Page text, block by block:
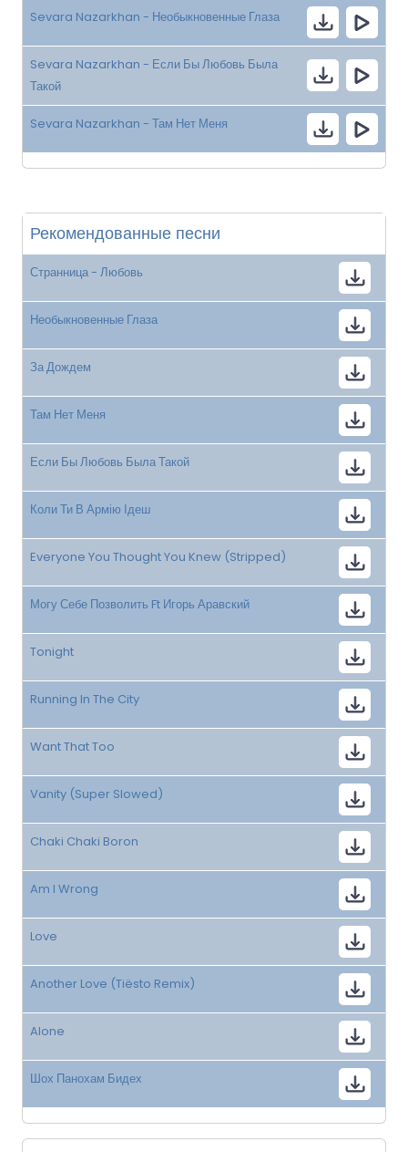
Sevara Nazarkhan - Необыкновенные Глаза
Sevara Nazarkhan - Если Бы Любовь Была
Такой
Sevara Nazarkhan - Там Нет Меня
Рекомендованные песни
Странница - Любовь
Необыкновенные Глаза
За Дождем
Там Нет Меня
Если Бы Любовь Была Такой
Коли Ти В Армію Ідеш
Everyone You Thought You Knew (Stripped)
Могу Себе Позволить Ft Игорь Аравский
Tonight
Running In The City
Want That Too
Vanity (Super Slowed)
Chaki Chaki Boron
Am I Wrong
Love
Another Love (Tiësto Remix)
Alone
Шох Панохам Бидех